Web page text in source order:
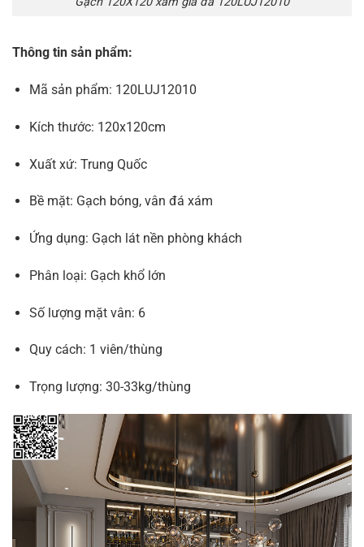
Thông tin sản phẩm:
Mã sản phẩm: 120LUJ12010
Kích thước: 120x120cm
Xuất xứ: Trung Quốc
Bề mặt: Gạch bóng, vân đá xám
Ứng dụng: Gạch lát nền phòng khách
Phân loại: Gạch khổ lớn
Số lượng mặt vân: 6
Quy cách: 1 viên/thùng
Trọng lượng: 30-33kg/thùng